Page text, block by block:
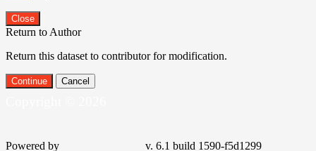
Close
Return to Author
Return this dataset to contributor for modification.
Continue Cancel
f5d1299